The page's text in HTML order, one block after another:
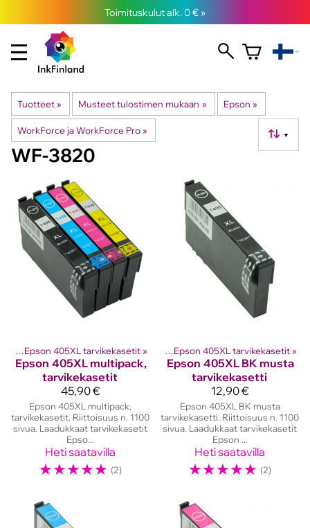
Toimituskulut alk. 0 € »
Tuotteet ‪» Musteet tulostimen mukaan ‪» Epson ‪»
WorkForce ja WorkForce Pro ‪» ▼
WF-3820
‪» Epson 405XL tarvikekasetit ‪»
Epson 405XL multipack,
tarvikekasetit
45,90 €
Epson 405XL multipack,
tarvikekasetit. Riittoisuus n. 1100
sivua. Laadukkaat tarvikekasetit
Epso...
Heti saatavilla
☆☆☆☆☆ (2)
kasetit‪» Epson mustekasetit ‪» Epson 405XL tarvikekasetit ‪»
Epson 405XL BK musta
tarvikekasetti
12,90 €
Epson 405XL BK musta
tarvikekasetti. Riittoisuus n. 1100
sivua. Laadukkaat tarvikekasetit
Epson ...
Heti saatavilla
☆☆☆☆☆ (2)